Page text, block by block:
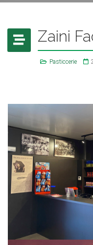
Zaini
Pasticcerie